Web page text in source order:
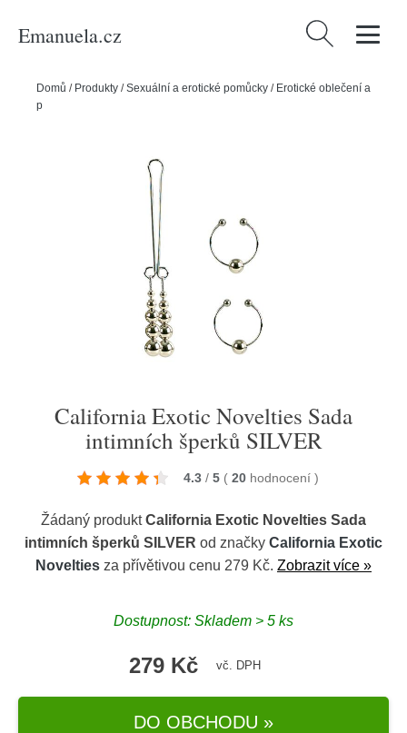
Emanuela.cz Vyhledávání
Domů / Produkty /Sexuální a erotické pomůcky / Erotické oblečení a
prádlo
California Exotic Novelties Sada
intimních šperků SILVER
4.3 / 5 ( 20 hodnocení )
Žádaný produktCalifornia Exotic Novelties Sada
intimních šperků SILVER od značky California Exotic
Novelties za přívětivou cenu 279 Kč. Zobrazit více »
Dostupnost: Skladem > 5 ks
279 Kč vč. DPH
DO OBCHODU »